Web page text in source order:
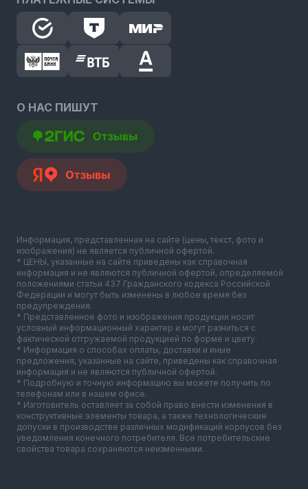
О НАС ПИШУТ
Информация, представленная на сайте (цены, текст, фото и
изображения) не является публичной офертой.
* ЦЕНЫ, указанные на сайте приведены как справочная
информация и не являются публичной офертой, определяемой
положениями статьи 437 Гражданского кодекса Российской
Федерации и могут быть изменены в любое время без
предупреждения.
* Представленное фото и изображения продукции носит
условный информационный характер и могут разниться с
фактической отгружаемой продукцией по форме и цвету.
* Информация о способах оплаты, доставки и иные
предложения, указанные на сайте, приведены как справочная
информация и не являются публичной офертой.
* Подробную и точную информацию вы можете получить по
телефонам или в нашем офисе.
* Изготовитель оставляет за собой право внести изменения в
конструктивные элементы товара, а также технологические
допуски в производстве различных модификаций корпусов без
уведомления конечного потребителя. Все потребительские
свойства товара сохраняются неизменными.